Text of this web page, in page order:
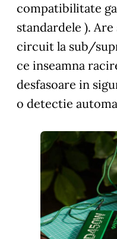
compatibilitate
standardele ).
circuit la sub/
ce inseamna
desfasoare in
o detectie